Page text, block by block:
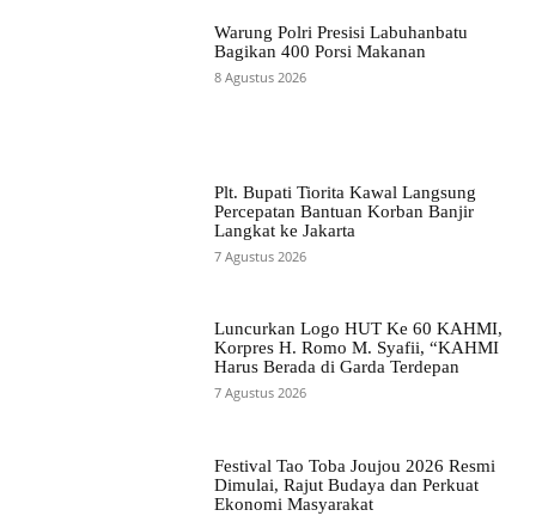
Warung Polri Presisi Labuhanbatu
Bagikan 400 Porsi Makanan
8 Agustus 2026
Plt. Bupati Tiorita Kawal Langsung
Percepatan Bantuan Korban Banjir
Langkat ke Jakarta
7 Agustus 2026
Luncurkan Logo HUT Ke 60 KAHMI,
Korpres H. Romo M. Syafii, “KAHMI
Harus Berada di Garda Terdepan
7 Agustus 2026
Festival Tao Toba Joujou 2026 Resmi
Dimulai, Rajut Budaya dan Perkuat
Ekonomi Masyarakat